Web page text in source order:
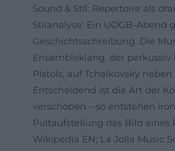
Sound & Stil: Repertoire als
Stilanalyse: Ein UOGB-
Geschichtsschreibung. Die
Ensembleklang, der
Pistols, auf Tchaikovsky
Entscheidend ist die Art der
verschoben – so entstehen
Pultaufstellung das Bild eines
Wikipedia EN; La Jolla Music